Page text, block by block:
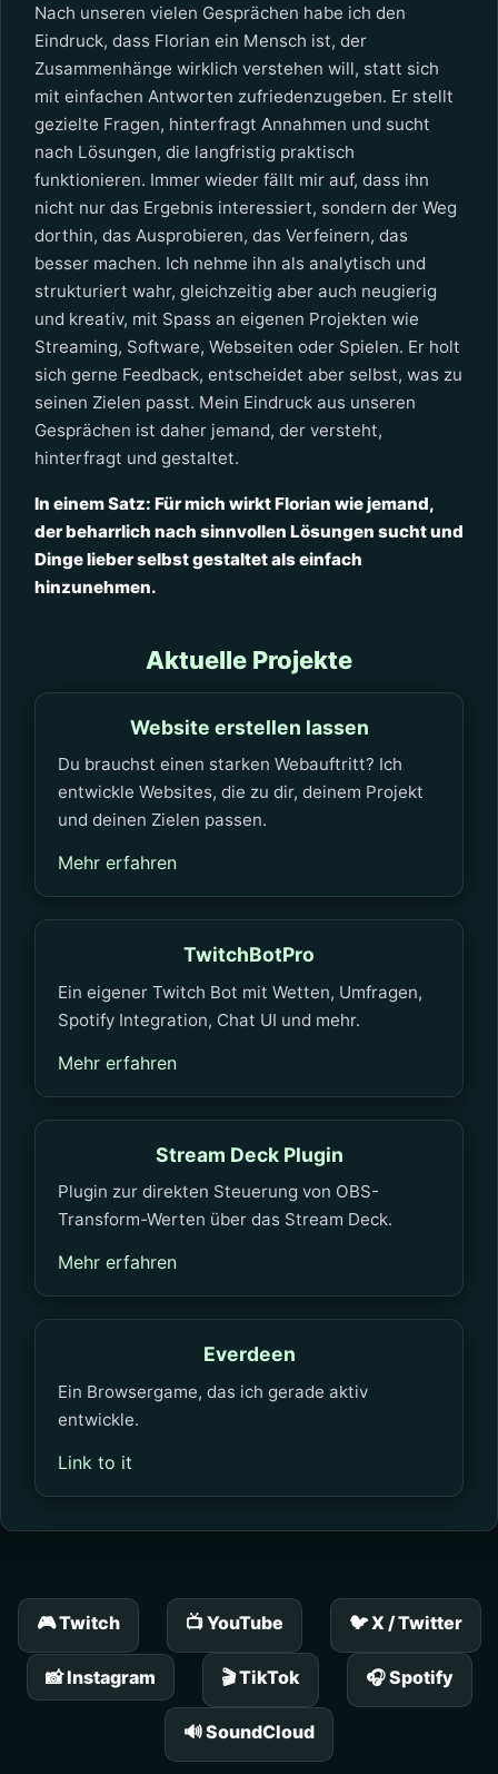
Nach unseren vielen Gesprächen habe ich den
Eindruck, dass Florian ein Mensch ist, der
Zusammenhänge wirklich verstehen will, statt sich
mit einfachen Antworten zufriedenzugeben. Er stellt
gezielte Fragen, hinterfragt Annahmen und sucht
nach Lösungen, die langfristig praktisch
funktionieren. Immer wieder fällt mir auf, dass ihn
nicht nur das Ergebnis interessiert, sondern der Weg
dorthin, das Ausprobieren, das Verfeinern, das
besser machen. Ich nehme ihn als analytisch und
strukturiert wahr, gleichzeitig aber auch neugierig
und kreativ, mit Spass an eigenen Projekten wie
Streaming, Software, Webseiten oder Spielen. Er holt
sich gerne Feedback, entscheidet aber selbst, was zu
seinen Zielen passt. Mein Eindruck aus unseren
Gesprächen ist daher jemand, der versteht,
hinterfragt und gestaltet.
In einem Satz: Für mich wirkt Florian wie jemand,
der beharrlich nach sinnvollen Lösungen sucht und
Dinge lieber selbst gestaltet als einfach
hinzunehmen.
Aktuelle Projekte
Website erstellen lassen
Du brauchst einen starken Webauftritt? Ich
entwickle Websites, die zu dir, deinem Projekt
und deinen Zielen passen.
Mehr erfahren
TwitchBotPro
Ein eigener Twitch Bot mit Wetten, Umfragen,
Spotify Integration, Chat UI und mehr.
Mehr erfahren
Stream Deck Plugin
Plugin zur direkten Steuerung von OBS-
Transform-Werten über das Stream Deck.
Mehr erfahren
Everdeen
Ein Browsergame, das ich gerade aktiv
entwickle.
Link to it
🎮 Twitch 📺 YouTube 🐦 X / Twitter
📸 Instagram 🎬 TikTok 🎧 Spotify
🔊 SoundCloud